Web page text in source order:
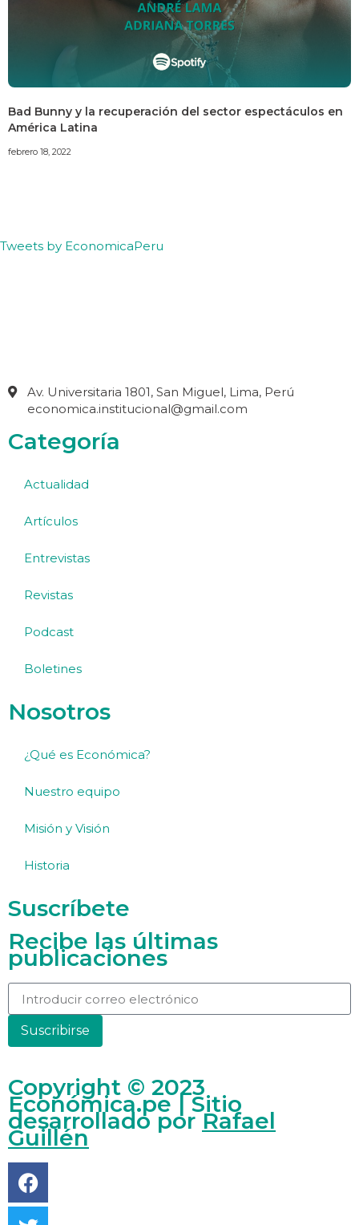
Bad Bunny y la recuperación del sector espectáculos en
América Latina
febrero 18, 2022
Tweets by EconomicaPeru
Av. Universitaria 1801, San Miguel, Lima, Perú
economica.institucional@gmail.com
Categoría
Actualidad
Artículos
Entrevistas
Revistas
Podcast
Boletines
Nosotros
¿Qué es Económica?
Nuestro equipo
Misión y Visión
Historia
Suscríbete
Recibe las últimas
publicaciones
Suscribirse
Copyright © 2023
Económica.pe | Sitio
desarrollado porRafael
Guillén